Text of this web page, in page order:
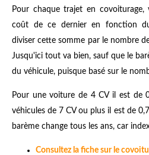
Pour chaque trajet en
coût de ce dernier en fonction
diviser cette somme par le nombre
Jusqu'ici tout va bien, sauf que le
du véhicule, puisque basé sur le
Pour une voiture de 4 CV il est de
véhicules de 7 CV ou plus il est de
barème change tous les ans, car
Consultez la fiche sur le